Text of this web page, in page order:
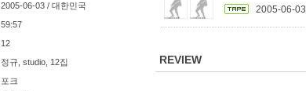
2005-06-03 / 대한민국
59:57
12
정규, studio, 12집
포크
2005-06-03
REVIEW